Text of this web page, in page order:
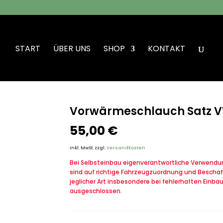
START ÜBER UNS SHOP KONTAKT
Vorwärmeschlauch Satz
55,00 €
inkl. MwSt. zzgl.Versandkosten
Bei Selbsteinbau eigenverantwortliche
sind auf richtige Fahrzeugzuordnung und
jeglicher Art insbesondere bei fehlerhaften
ausgeschlossen.